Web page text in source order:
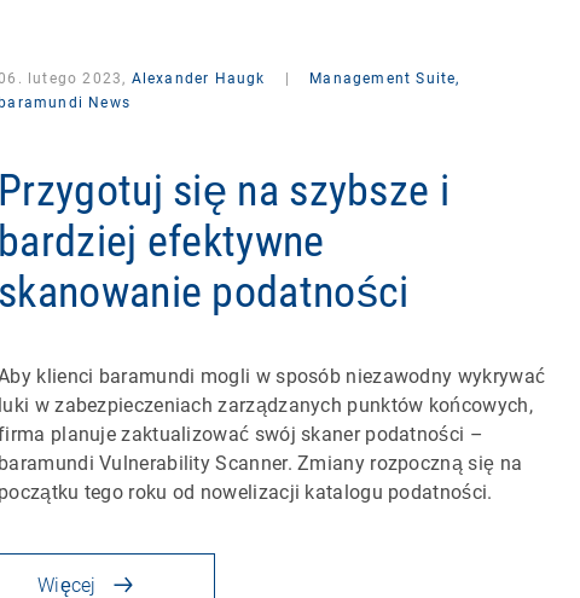
lutego 2023, Alexander Haugk
Management Suite,
baramundi News
Przygotuj się na szybsze i
bardziej efektywne
skanowanie podatności
klienci baramundi mogli w sposób niezawodny wykrywać
luki w zabezpieczeniach zarządzanych punktów końcowych,
planuje zaktualizować swój skaner podatności –
baramundi Vulnerability Scanner. Zmiany rozpoczną się na
początku tego roku od nowelizacji katalogu podatności.
Więcej